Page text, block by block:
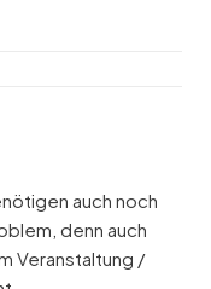
auch noch
denn auch
Veranstaltung /